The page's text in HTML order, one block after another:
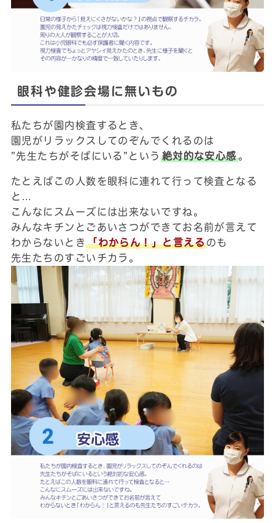
眼科や健診会場に無いもの
私たちが園内検査するとき、
園児がリラックスしてのぞんでくれるのは
”先生たちがそばにいる”という 絶対的な安心感。
たとえばこの人数を眼科に連れて行って検査となる
と…
こんなにスムーズには出来ないですね。
みんなキチンとごあいさつができてお名前が言えて
わからないとき「わからん！」と言えるのも
先生たちのすごいチカラ。